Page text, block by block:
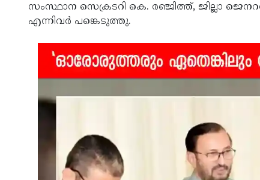
സംസ്ഥാന സെക്രടറി കെ. രഞ്ജിത്ത്, ജില്ലാ
എന്നിവർ പങ്കെടുത്തു.